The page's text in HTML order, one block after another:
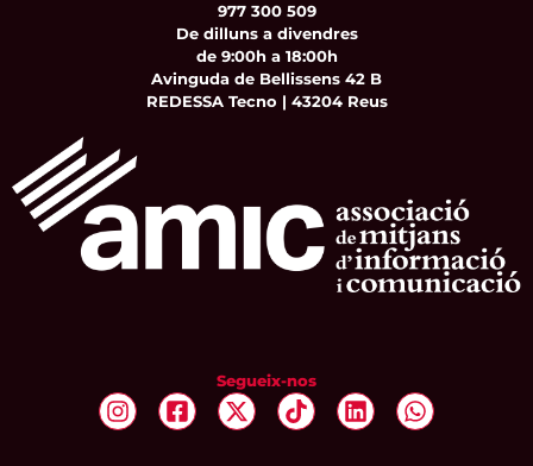
977 300 509
De dilluns a divendres
de 9:00h a 18:00h
Avinguda de Bellissens 42 B
REDESSA Tecno | 43204 Reus
Segueix-nos